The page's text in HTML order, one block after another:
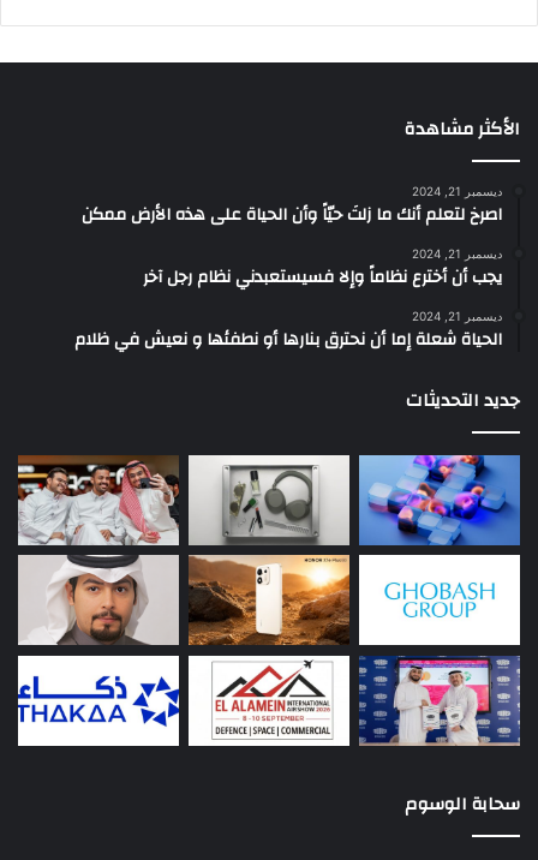
الأكثر مشاهدة
ديسمبر 21, 2024
‫اصرخ لتعلم أنك ما زلتَ حيّاً وأن الحياة على هذه الأرض ممكن
ديسمبر 21, 2024
يجب أن أخترع نظاماً وإلا فسيستعبدني نظام رجل آخر
ديسمبر 21, 2024
الحياة شعلة إما أن نحترق بنارها أو نطفئها و نعيش في ظلام
جديد التحديثات
سحابة الوسوم